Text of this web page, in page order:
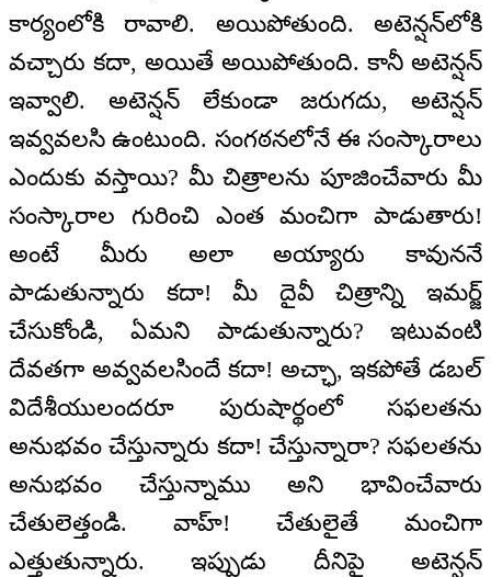
కార్యంలోకి రావాలి. అయిపోతుంది. అటెన్షన్‌లోకి
వచ్చారు కదా, అయితే అయిపోతుంది. కానీ అటెన్షన్
ఇవ్వాలి. అటెన్షన్ లేకుండా జరుగదు, అటెన్షన్
ఇవ్వవలసి ఉంటుంది. సంగఠనలోనే ఈ సంస్కారాలు
ఎందుకు వస్తాయి? మీ చిత్రాలను పూజించేవారు మీ
సంస్కారాల గురించి ఎంత మంచిగా పాడుతారు!
అంటే మీరు అలా అయ్యారు కావుననే
పాడుతున్నారు కదా! మీ దైవీ చిత్రాన్ని ఇమర్జ్
చేసుకోండి, ఏమని పాడుతున్నారు? ఇటువంటి
దేవతగా అవ్వవలసిందే కదా! అచ్ఛా, ఇకపోతే డబల్
విదేశీయులందరూ పురుషార్థంలో సఫలతను
అనుభవం చేస్తున్నారు కదా! చేస్తున్నారా? సఫలతను
అనుభవం చేస్తున్నాము అని భావించేవారు
చేతులెత్తండి. వాహ్! చేతులైతే మంచిగా
ఎత్తుతున్నారు. ఇప్పుడు దీనిపై అటెన్షన్